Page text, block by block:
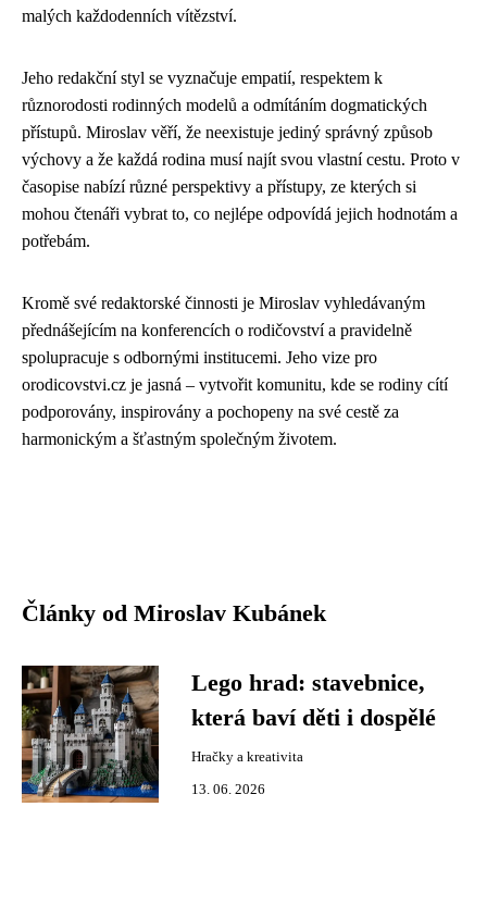
malých každodenních vítězství.
Jeho redakční styl se vyznačuje empatií, respektem k
různorodosti rodinných modelů a odmítáním dogmatických
přístupů. Miroslav věří, že neexistuje jediný správný způsob
výchovy a že každá rodina musí najít svou vlastní cestu. Proto v
časopise nabízí různé perspektivy a přístupy, ze kterých si
mohou čtenáři vybrat to, co nejlépe odpovídá jejich hodnotám a
potřebám.
Kromě své redaktorské činnosti je Miroslav vyhledávaným
přednášejícím na konferencích o rodičovství a pravidelně
spolupracuje s odbornými institucemi. Jeho vize pro
orodicovstvi.cz je jasná – vytvořit komunitu, kde se rodiny cítí
podporovány, inspirovány a pochopeny na své cestě za
harmonickým a šťastným společným životem.
Články od Miroslav Kubánek
Lego hrad: stavebnice,
která baví děti i dospělé
Hračky a kreativita
13. 06. 2026